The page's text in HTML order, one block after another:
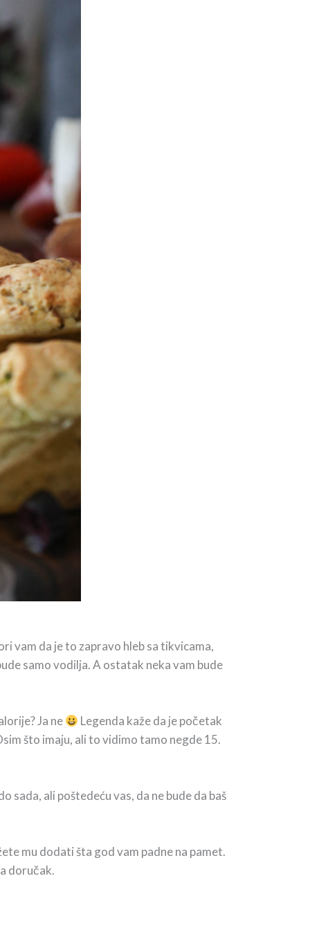
vam da je to zapravo hleb sa tikvicama,
samo vodilja. A ostatak neka vam bude
Ja ne
Legenda kaže da je početak
što imaju, ali to vidimo tamo negde 15.
sada, ali poštedeću vas, da ne bude da baš
mu dodati šta god vam padne na pamet.
doručak.